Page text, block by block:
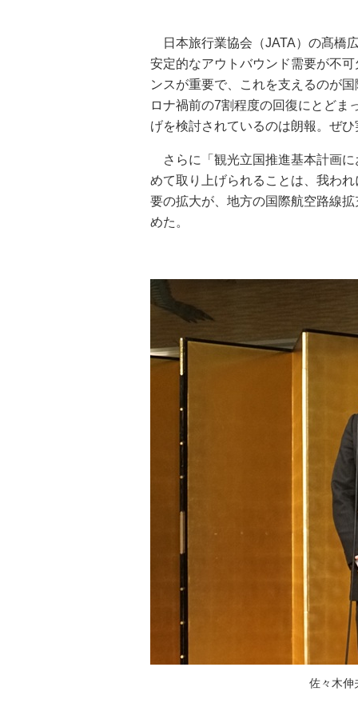
日本旅行業協会（JATA）の髙橋
安定的なアウトバウンド需要が不
ンスが重要で、これを支えるのが
ロナ禍前の7割程度の回復にとどま
げを検討されているのは朗報。ぜ
さらに「観光立国推進基本計画
めて取り上げられることは、我わ
要の拡大が、地方の国際航空路線
めた。
佐々木伸